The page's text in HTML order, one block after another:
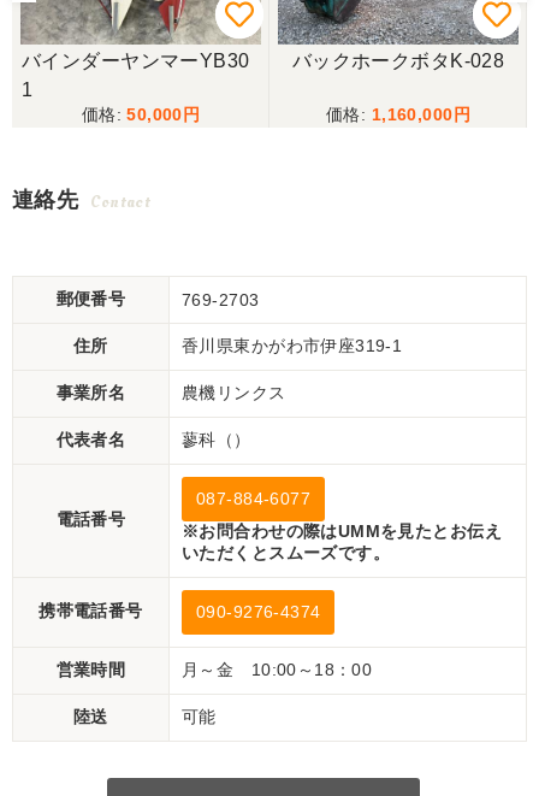
バインダーヤンマーYB30
1
50,000
バックホークボタK-028
1,160,000
連絡先 Contact
郵便番号 769-2703
住所 香川県東かがわ市伊座319-1
事業所名 農機リンクス
代表者名 蓼科（）
電話番号
087-884-6077
※お問合わせの際はUMMを見たとお伝え
いただくとスムーズです。
携帯電話番号 090-9276-4374
営業時間 月～金 10:00～18：00
陸送 可能